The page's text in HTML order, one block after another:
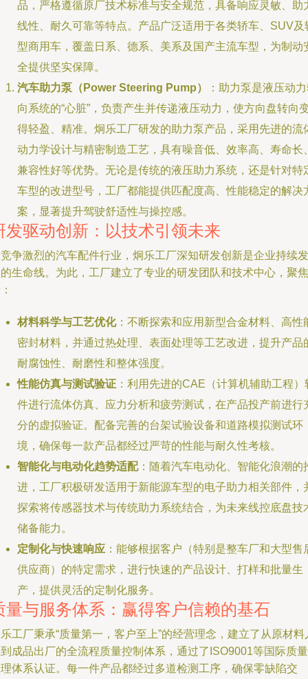
品，严格遵循原厂技术标准与安全规范，具备响应灵敏、助
线性、耐久可靠等特点。产品广泛适用于各类轿车、SUV及
型商用车，覆盖日系、德系、美系及国产主流车型，为制动
全提供坚实保障。
汽车助力泵（Power Steering Pump）
：助力泵是液压动
向系统的“心脏”，负责产生并传递液压动力，使方向盘转向
得轻盈、精准。炯乐工厂研发的助力泵产品，采用先进的流
动力学设计与精密制造工艺，具有噪音低、效率高、寿命长
兼容性好等优势。无论是传统的液压助力系统，还是针对特
车型的改进型号，工厂都能提供匹配度高、性能稳定的解决
案，显著提升驾驶舒适性与操控感。
发驱动创新：以技术引领未来
争激烈的汽车配件行业，炯乐工厂深知研发创新是企业持续发
生命线。为此，工厂建立了专业的研发团队和技术中心，聚焦
材料科学与工艺优化：不断探索和应用新型合金材料、高性
密封材料，并通过热处理、表面处理等工艺改进，提升产品
耐腐蚀性、耐磨性和整体强度。
性能仿真与测试验证 ：利用先进的CAE（计算机辅助工程）
件进行流体仿真、应力分析和疲劳测试，在产品投产前进行
分的虚拟验证。配备完善的台架试验设备和道路模拟测试环
境，确保每一款产品都经过严苛的性能与耐久性考核。
智能化与电动化趋势适配：随着汽车电动化、智能化浪潮的
进，工厂积极研发适用于新能源车型的电子助力相关部件，
探索将传感器技术与传统助力系统结合，为未来线控底盘技
储备能力。
定制化与快速响应 ：能够根据客户（特别是整车厂和大型售
供应商）的特定需求，进行快速的产品设计、打样和批量生
产，提供灵活的定制化服务。
量与服务体系：赢得客户信赖的基石
工厂秉承“质量第一，客户至上”的经营理念，建立了从原材料
成品出厂的全流程质量控制体系，通过了ISO9001等国际质量
体系认证。每一件产品都经过多道检测工序，确保零缺陷交